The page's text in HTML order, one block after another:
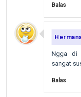
Balas
Ngga di
sangat
Balas